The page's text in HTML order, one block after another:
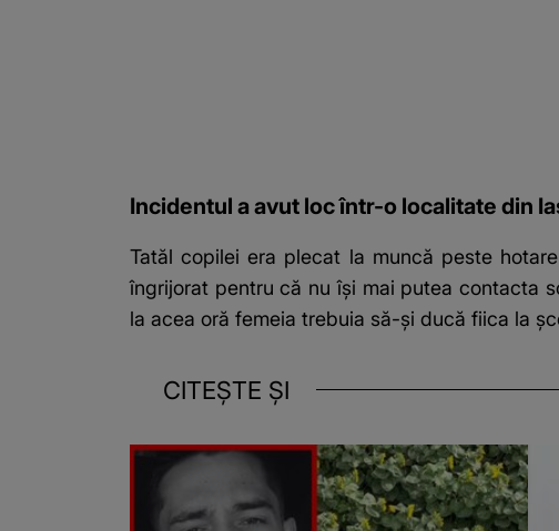
Incidentul a avut loc într-o localitate din
Tatăl copilei era plecat la muncă peste
îngrijorat pentru că nu își mai putea contacta
la acea oră femeia trebuia să-și ducă fiica la
CITEȘTE ȘI